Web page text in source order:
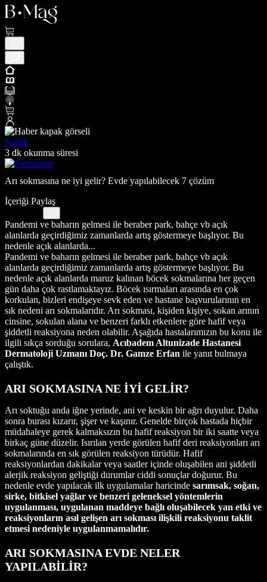
Sağlık
3 dk okunma süresi
Arı sokmasına ne iyi gelir? Evde yapılabilecek 7 çözüm
İçeriği Paylaş
Pandemi ve baharın gelmesi ile beraber park, bahçe vb açık
alanlarda geçirdiğimiz zamanlarda artış göstermeye başlıyor. Bu
nedenle açık alanlarda...
Pandemi ve baharın gelmesi ile beraber park, bahçe vb açık
alanlarda geçirdiğimiz zamanlarda artış göstermeye başlıyor. Bu
nedenle açık alanlarda maruz kalınan böcek sokmalarına her geçen
gün daha çok rastlamaktayız. Böcek ısırmaları arasında en çok
korkulan, bizleri endişeye sevk eden ve hastane başvurularının en
sık nedeni arı sokmalarıdır. Arı sokması, kişiden kişiye, sokan arının
cinsine, sokulan alana ve benzeri farklı etkenlere göre hafif veya
şiddetli reaksiyona neden olabilir. Aşağıda hastalarımızın bu konu ile
ilgili sıkça sorduğu sorulara, Acıbadem Altunizade Hastanesi
Dermatoloji Uzmanı Doç. Dr. Gamze Erfan ile yanıt bulmaya
çalıştık.
ARI SOKMASINA NE İYİ GELİR?
Arı soktuğu anda iğne yerinde, ani ve keskin bir ağrı duyulur. Daha
sonra burası kızarır, şişer ve kaşınır. Genelde birçok hastada hiçbir
müdahaleye gerek kalmaksızın bu hafif reaksiyon bir iki saatte veya
birkaç güne düzelir. Isırılan yerde görülen hafif deri reaksiyonları arı
sokmalarında en sık görülen reaksiyon türüdür. Hafif
reaksiyonlardan dakikalar veya saatler içinde oluşabilen ani şiddetli
alerjik reaksiyon geliştiği durumlar ciddi sonuçlar doğurur. Bu
nedenle evde yapılacak ilk uygulamalar haricinde sarımsak, soğan,
sirke, bitkisel yağlar ve benzeri geleneksel yöntemlerin
uygulanması, uygulanan maddeye bağlı oluşabilecek yan etki ve
reaksiyonların asıl gelişen arı sokması ilişkili reaksiyonu taklit
etmesi nedeniyle uygulanmamalıdır.
ARI SOKMASINA EVDE NELER
YAPILABİLİR?